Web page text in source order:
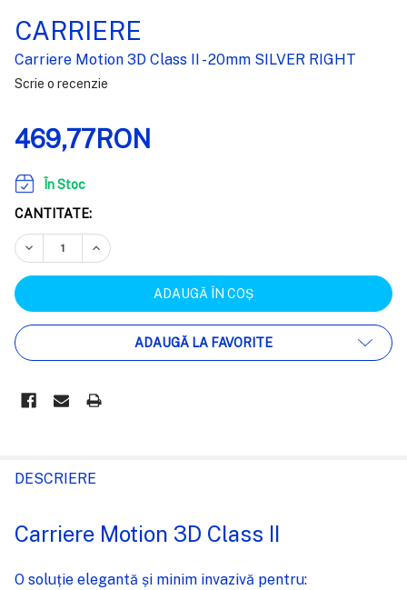
CARRIERE
Carriere Motion 3D Class II - 20mm SILVER RIGHT
Scrie o recenzie
469,77RON
În Stoc
CANTITATE:
REDUCEȚI CANTITATEA:
CREȘTEȚI CANTITATEA:
ADAUGĂ LA FAVORITE
CUMPARATE
TOT
DESCRIERE
Carriere Motion 3D Class II
O soluție elegantă și minim invazivă pentru: